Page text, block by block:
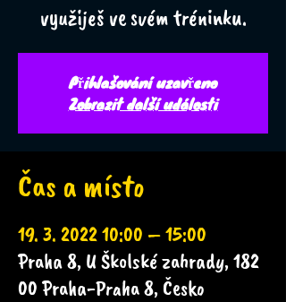
využiješ ve svém tréninku.
Přihlašování uzavřeno
Zobrazit další události
Čas a místo
19. 3. 2022 10:00 – 15:00
Praha 8, U Školské zahrady, 182
00 Praha-Praha 8, Česko